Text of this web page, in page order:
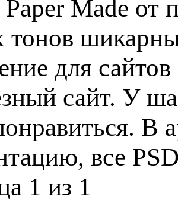
Made от
тонов
для
сайт. У
В
все
1 из 1